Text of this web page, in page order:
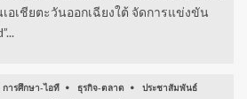
อเชียตะวันออกเฉียงใต้ จัดการแข่งขัน
การศึกษา-ไอที ธุรกิจ-ตลาด ประชาสัมพันธ์